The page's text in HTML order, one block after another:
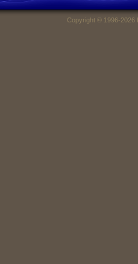
Copyright © 1996-2026